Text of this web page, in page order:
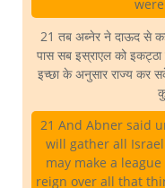
21 तब अब्नेर ने दाऊद से
पास सब इस्राएल को
इच्छा के अनुसार राज्य कर
21 And Abner said
will gather all
may make a
reign over all that